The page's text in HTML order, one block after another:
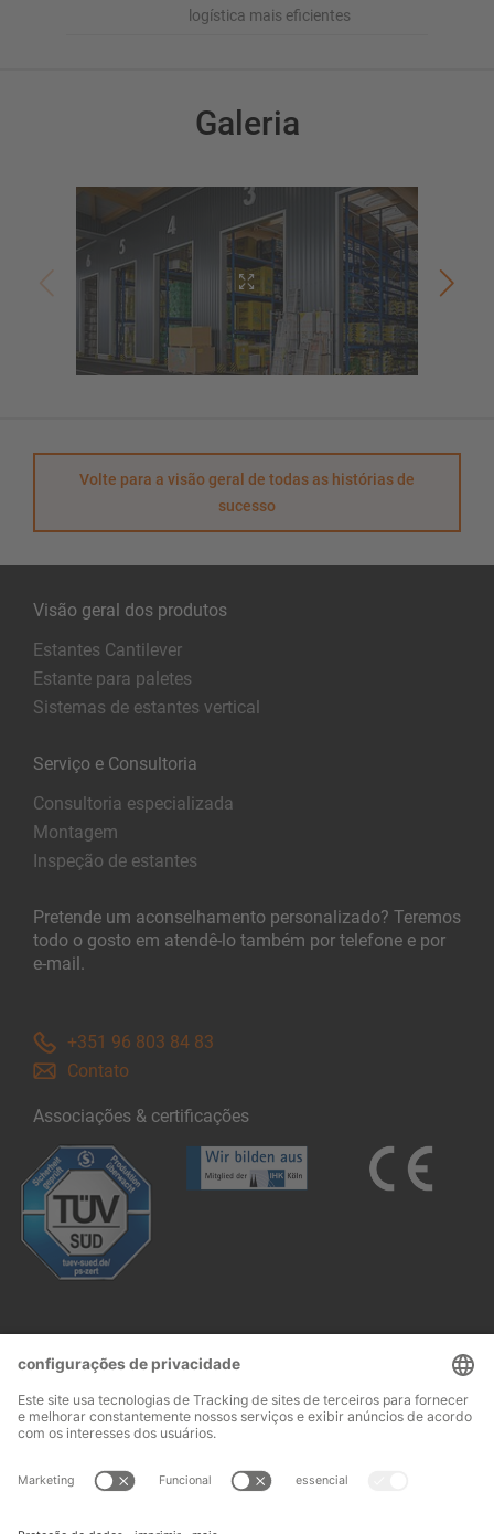
logística mais eficientes
Galeria
Volte para a visão geral de todas as histórias de
sucesso
Visão geral dos produtos
Estantes Cantilever
Estante para paletes
Sistemas de estantes vertical
Serviço e Consultoria
Consultoria especializada
Montagem
Inspeção de estantes
Pretende um aconselhamento personalizado? Teremos
todo o gosto em atendê-lo também por telefone e por
e-mail.
+351 96 803 84 83
Contato
Associações & certificações